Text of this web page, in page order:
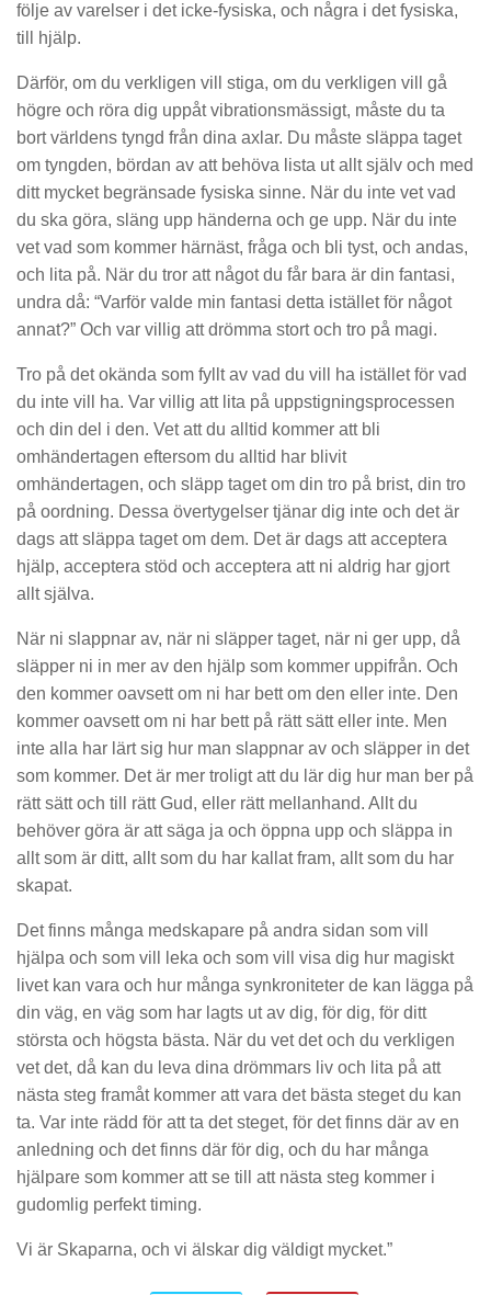
följe av varelser i det icke-fysiska, och några i det fysiska,
till hjälp.
Därför, om du verkligen vill stiga, om du verkligen vill gå
högre och röra dig uppåt vibrationsmässigt, måste du ta
bort världens tyngd från dina axlar. Du måste släppa taget
om tyngden, bördan av att behöva lista ut allt själv och med
ditt mycket begränsade fysiska sinne. När du inte vet vad
du ska göra, släng upp händerna och ge upp. När du inte
vet vad som kommer härnäst, fråga och bli tyst, och andas,
och lita på. När du tror att något du får bara är din fantasi,
undra då: “Varför valde min fantasi detta istället för något
annat?” Och var villig att drömma stort och tro på magi.
Tro på det okända som fyllt av vad du vill ha istället för vad
du inte vill ha. Var villig att lita på uppstigningsprocessen
och din del i den. Vet att du alltid kommer att bli
omhändertagen eftersom du alltid har blivit
omhändertagen, och släpp taget om din tro på brist, din tro
på oordning. Dessa övertygelser tjänar dig inte och det är
dags att släppa taget om dem. Det är dags att acceptera
hjälp, acceptera stöd och acceptera att ni aldrig har gjort
allt själva.
När ni slappnar av, när ni släpper taget, när ni ger upp, då
släpper ni in mer av den hjälp som kommer uppifrån. Och
den kommer oavsett om ni har bett om den eller inte. Den
kommer oavsett om ni har bett på rätt sätt eller inte. Men
inte alla har lärt sig hur man slappnar av och släpper in det
som kommer. Det är mer troligt att du lär dig hur man ber på
rätt sätt och till rätt Gud, eller rätt mellanhand. Allt du
behöver göra är att säga ja och öppna upp och släppa in
allt som är ditt, allt som du har kallat fram, allt som du har
skapat.
Det finns många medskapare på andra sidan som vill
hjälpa och som vill leka och som vill visa dig hur magiskt
livet kan vara och hur många synkroniteter de kan lägga på
din väg, en väg som har lagts ut av dig, för dig, för ditt
största och högsta bästa. När du vet det och du verkligen
vet det, då kan du leva dina drömmars liv och lita på att
nästa steg framåt kommer att vara det bästa steget du kan
ta. Var inte rädd för att ta det steget, för det finns där av en
anledning och det finns där för dig, och du har många
hjälpare som kommer att se till att nästa steg kommer i
gudomlig perfekt timing.
Vi är Skaparna, och vi älskar dig väldigt mycket.”